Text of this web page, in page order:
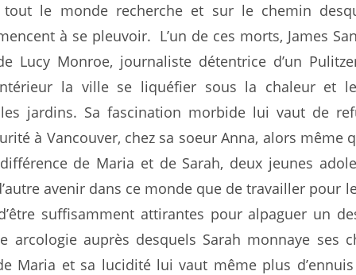
tout le monde recherche et sur le chemin
à se pleuvoir. L’un de ces morts, James
Lucy Monroe, journaliste détentrice d’un
la ville se liquéfier sous la chaleur et
les jardins. Sa fascination morbide lui vaut de
à Vancouver, chez sa soeur Anna, alors même
de Maria et de Sarah, deux jeunes
avenir dans ce monde que de travailler pour
suffisamment attirantes pour alpaguer un
arcologie auprès desquels Sarah monnaye ses
Maria et sa lucidité lui vaut même plus